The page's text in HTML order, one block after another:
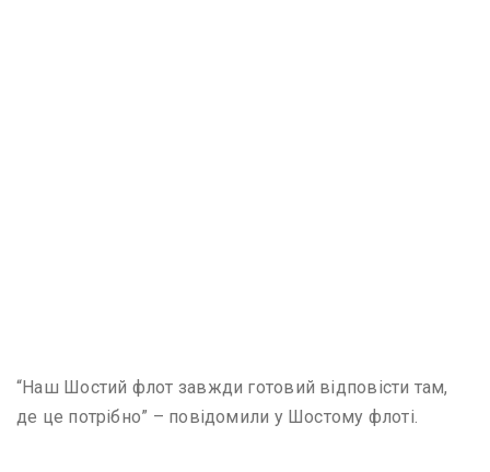
“Наш Шостий флот завжди готовий відповісти там,
де це потрібно” – повідомили у Шостому флоті.